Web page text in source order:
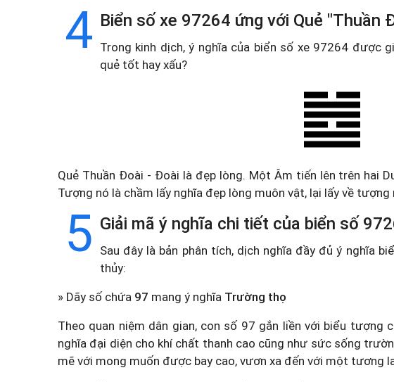
4 Biển số xe 97264 ứng với Quẻ "Thuần
Trong kinh dịch, ý nghĩa của biển số xe 97264 được
quẻ tốt hay xấu?
Quẻ Thuần Đoài - Đoài là đẹp lòng. Một Âm tiến lên trên hai
Tượng nó là chầm lấy nghĩa đẹp lòng muôn vật, lại lấy về
5 Giải mã ý nghĩa chi tiết của biển số
Sau đây là bản phân tích, dịch nghĩa đầy đủ ý nghĩa
thủy:
» Dãy số chứa 97 mang ý nghĩa Trường thọ
Theo quan niệm dân gian, con số 97 gắn liền với biểu tượng
nghĩa đại diện cho khí chất thanh cao cũng như sức sống
mẽ với mong muốn được bay cao, vươn xa đến với một tương